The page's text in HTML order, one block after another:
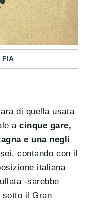
FIA
di quella usata
acinque gare,
e una negli
contando con il
italiana
-sarebbe
sotto il Gran